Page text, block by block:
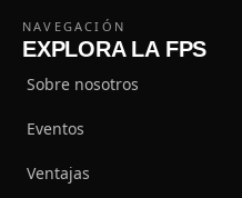
NAVEGACIÓN
EXPLORA LA FPS
Sobre nosotros
Eventos
Ventajas